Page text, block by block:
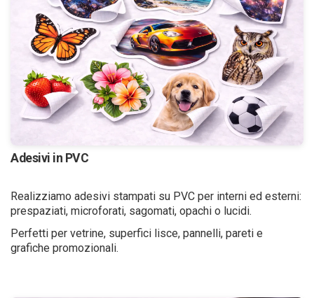
Adesivi in PVC
Realizziamo adesivi stampati su PVC per interni ed esterni:
prespaziati, microforati, sagomati, opachi o lucidi.
Perfetti per vetrine, superfici lisce, pannelli, pareti e
grafiche promozionali.